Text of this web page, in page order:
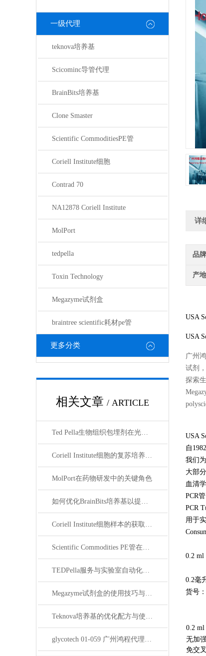
一级代理
teknova培养基
Scicominc导管代理
BrainBits培养基
Clone Smaster
Scientific CommoditiesPE管
Coriell Institute细胞
Contrad 70
NA12878 Coriell Institute
MolPort
tedpella
Toxin Technology
Megazyme试剂盒
braintree scientific耗材pe管
更多分类
相关文章 / ARTICLE
Ted Pella生物组织包埋剂在光镜与电镜联用技术中的应用
Coriell Institute细胞的复苏培养与质量控制规范
MolPort在药物研发中的关键角色
如何优化BrainBits培养基以提高实验效果？
Coriell Institute细胞样本的获取与应用指南
Scientific Commodities PE管在环保实验中的作用
TEDPella服务与实验室自动化设备的整合
Megazyme试剂盒的使用技巧与实验优化方法
Teknova培养基的优化配方与使用技巧
glycotech 01-059 广州鸿程代理：开启糖生物学研究新征程
详
品牌
产
USA
USA
广州
试剂
探索
USA
自
我们
大部
血清
PCR
PCR
用于
0.2 ml
0.2毫
货号
0.2 ml
无加
免交